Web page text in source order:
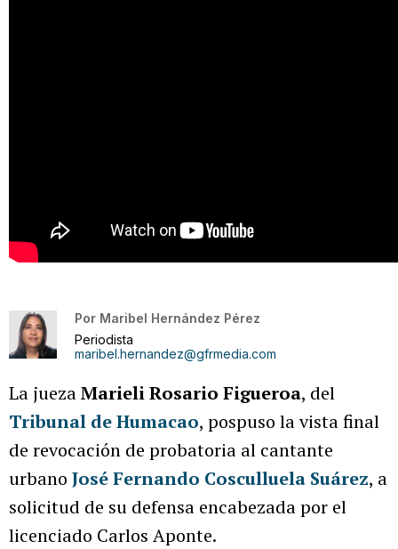
Por Maribel Hernández Pérez
Periodista
maribel.hernandez@gfrmedia.com
La juezaMarieli Rosario Figueroa, del
Tribunal de Humacao, pospuso la vista final
de revocación de probatoria al cantante
urbano José Fernando Cosculluela Suárez, a
solicitud de su defensa encabezada por el
licenciado Carlos Aponte.